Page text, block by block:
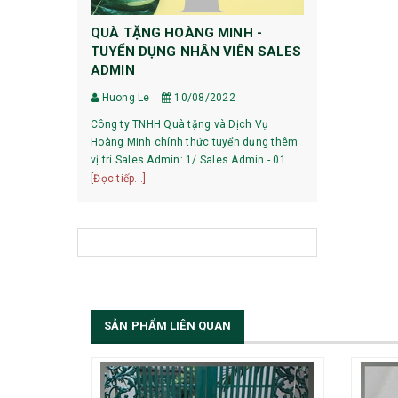
QUÀ TẶNG HOÀNG MINH -
TUYỂN DỤNG NHÂN VIÊN SALES
ADMIN
Huong Le 10/08/2022
Công ty TNHH Quà tặng và Dịch Vụ
Hoàng Minh chính thức tuyển dụng thêm
vị trí Sales Admin: 1/ Sales Admin - 01
nhân viên làm việc tại trụ sở Hà Nội.
[Đọc tiếp...]
SẢN PHẨM LIÊN QUAN